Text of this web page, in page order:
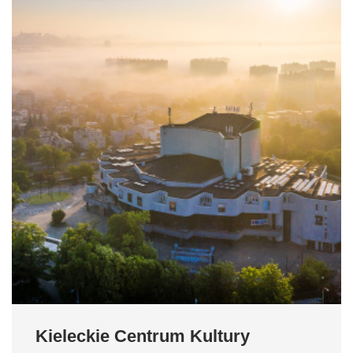
Kieleckie Centrum Kultury